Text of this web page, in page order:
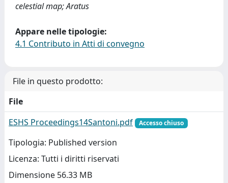
celestial map; Aratus
Appare nelle tipologie:
4.1 Contributo in Atti di convegno
File in questo prodotto:
File
ESHS Proceedings14Santoni.pdf
Accesso chiuso
Tipologia: Published version
Licenza: Tutti i diritti riservati
Dimensione 56.33 MB